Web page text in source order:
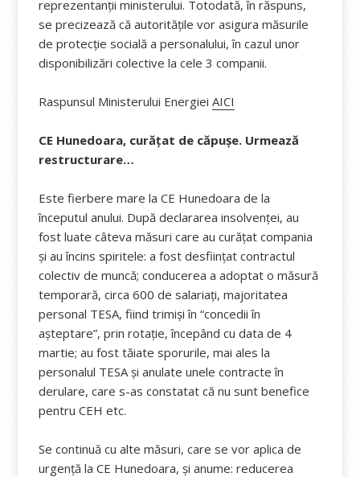
reprezentanții ministerului. Totodată, în răspuns,
se precizează că autoritățile vor asigura măsurile
de protecție socială a personalului, în cazul unor
disponibilizări colective la cele 3 companii.
Raspunsul Ministerului EnergieiAICI
CE Hunedoara, curățat de căpușe. Urmează
restructurare…
Este fierbere mare la CE Hunedoara de la
începutul anului. După declararea insolvenței, au
fost luate câteva măsuri care au curățat compania
și au încins spiritele: a fost desființat contractul
colectiv de muncă; conducerea a adoptat o măsură
temporară, circa 600 de salariați, majoritatea
personal TESA, fiind trimiși în “concedii în
așteptare”, prin rotație, începând cu data de 4
martie; au fost tăiate sporurile, mai ales la
personalul TESA și anulate unele contracte în
derulare, care s-as constatat că nu sunt benefice
pentru CEH etc.
Se continuă cu alte măsuri, care se vor aplica de
urgență la CE Hunedoara, și anume: reducerea